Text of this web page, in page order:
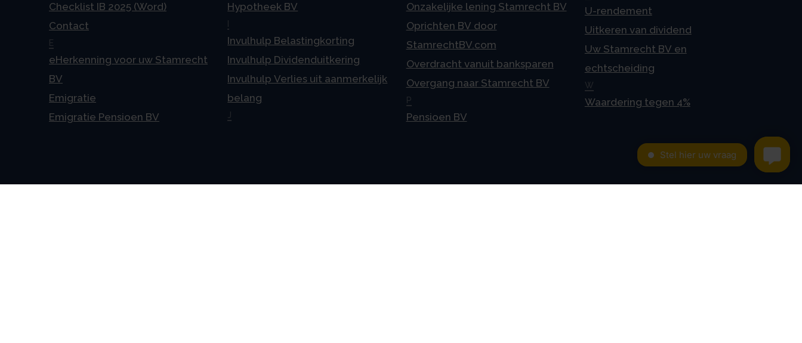
Checklist IB 2025 (Word)
Contact
E
eHerkenning voor uw Stamrecht
BV
Emigratie
Emigratie Pensioen BV
Hypotheek BV
Invulhulp Belastingkorting
Invulhulp Dividenduitkering
Invulhulp Verlies uit aanmerkelijk
belang
J
Onzakelijke lening Stamrecht BV
Oprichten BV door
StamrechtBV.com
Overdracht vanuit banksparen
Overgang naar Stamrecht BV
P
Pensioen BV
U-rendement
Uitkeren van dividend
Uw Stamrecht BV en
echtscheiding
W
Waardering tegen 4%